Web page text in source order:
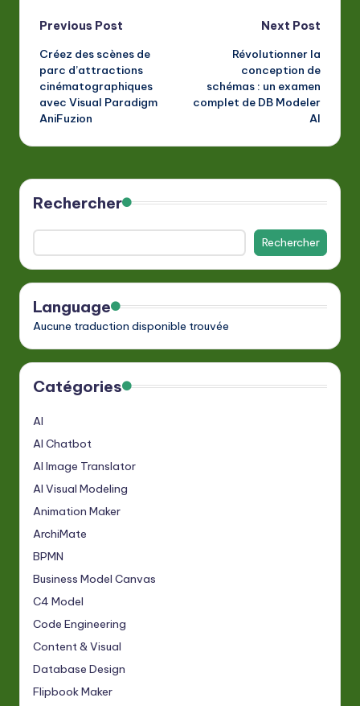
Post
navigation
Previous Post
Créez des scènes de
parc d’attractions
cinématographiques
avec Visual Paradigm
AniFuzion
Next Post
Révolutionner la
conception de
schémas : un examen
complet de DB Modeler
AI
Rechercher
Rechercher
Language
Aucune traduction disponible trouvée
Catégories
AI
AI Chatbot
AI Image Translator
AI Visual Modeling
Animation Maker
ArchiMate
BPMN
Business Model Canvas
C4 Model
Code Engineering
Content & Visual
Database Design
Flipbook Maker